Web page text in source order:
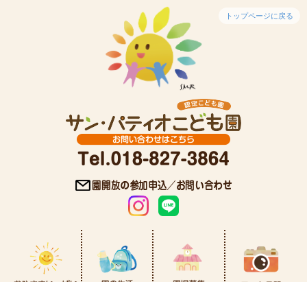
トップページに戻る